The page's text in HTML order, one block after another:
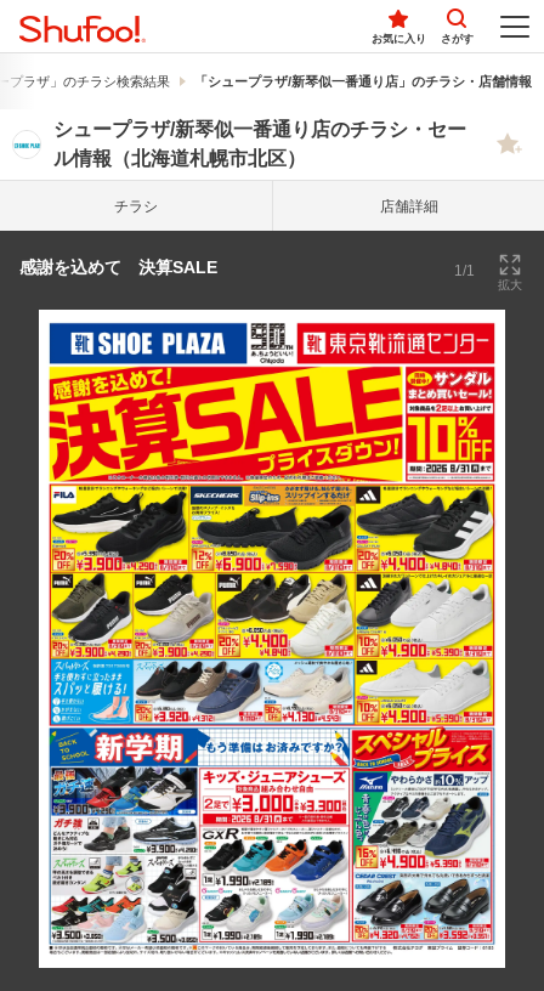
お気に入り さがす
プラザ」のチラシ検索結果 「シュープラザ/新琴似一番通り店」のチラシ・店舗情報
シュープラザ/新琴似一番通り店のチラシ・セー
ル情報（北海道札幌市北区）
チラシ 店舗詳細
感謝を込めて 決算SALE 1/1
拡大